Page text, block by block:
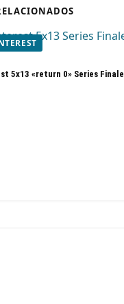
5x13 «return 0» Series Finale